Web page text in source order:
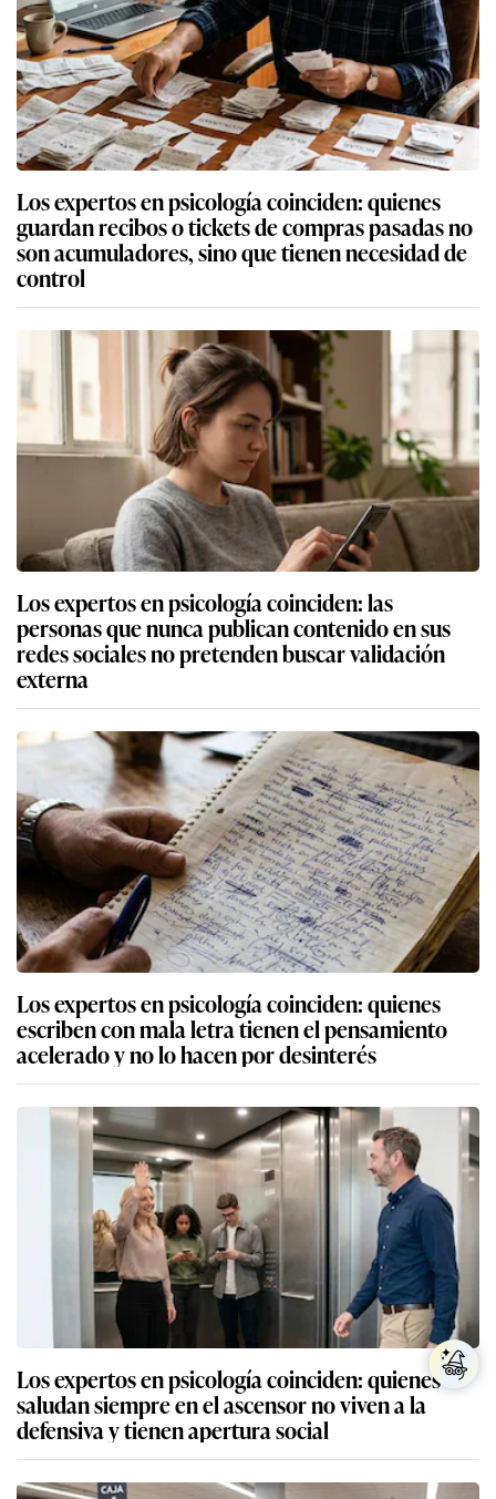
Los expertos en psicología coinciden: quienes
guardan recibos o tickets de compras pasadas no
son acumuladores, sino que tienen necesidad de
control
Los expertos en psicología coinciden: las
personas que nunca publican contenido en sus
redes sociales no pretenden buscar validación
externa
Los expertos en psicología coinciden: quienes
escriben con mala letra tienen el pensamiento
acelerado y no lo hacen por desinterés
Los expertos en psicología coinciden: quienes
saludan siempre en el ascensor no viven a la
defensiva y tienen apertura social